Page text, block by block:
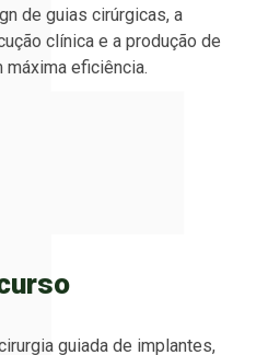
de guias cirúrgicas, a
clínica e a produção de
eficiência.
guiada de implantes,